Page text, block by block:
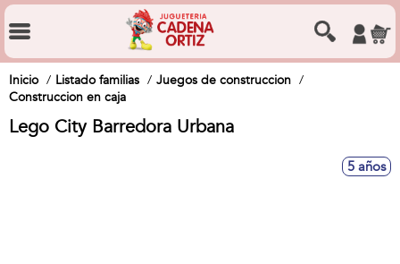
Inicio Listado familias
Juegos de construccion
Construccion en caja
Lego City Barredora Urbana
5 años